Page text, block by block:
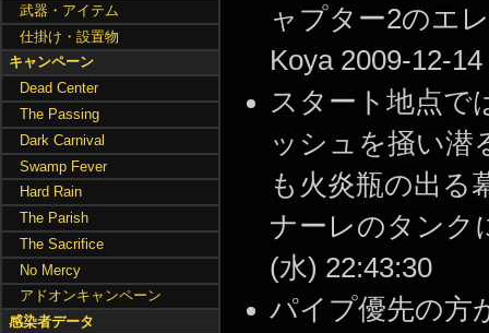
ャプター2のエ
Koya 2009-12-
スタート地点で
ッシュを掻い潜
も火炎瓶の出る
ナーレのタンク
(水) 22:43:30
パイプ優先の方
武器・アイテム
仕掛け・設置物
キャンペーン
Dead Center
The Passing
Dark Carnival
Swamp Fever
Hard Rain
The Parish
The Sacrifice
No Mercy
アドオンキャンペーン
感染者データ